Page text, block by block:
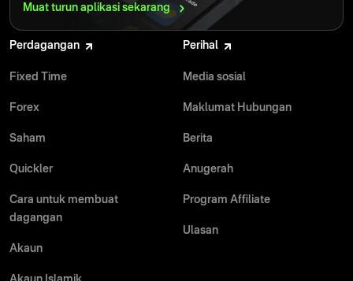
Muat turun aplikasi sekarang
Perdagangan
Fixed Time
Forex
Saham
Quickler
Cara untuk membuat
dagangan
Akaun
Perihal
Media sosial
Maklumat Hubungan
Berita
Anugerah
Program Affiliate
Ulasan